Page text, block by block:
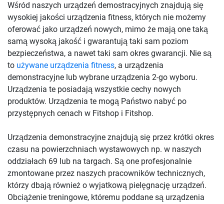
Wśród naszych urządzeń demostracyjnych znajdują się
wysokiej jakości urządzenia fitness, których nie możemy
oferować jako urządzeń nowych, mimo że mają one taką
samą wysoką jakość i gwarantują taki sam poziom
bezpieczeństwa, a nawet taki sam okres gwarancji. Nie są
to używane urządzenia fitness, a urządzenia
demonstracyjne lub wybrane urządzenia 2-go wyboru.
Urządzenia te posiadają wszystkie cechy nowych
produktów. Urządzenia te mogą Państwo nabyć po
przystępnych cenach w Fitshop i Fitshop.
Urządzenia demonstracyjne znajdują się przez krótki okres
czasu na powierzchniach wystawowych np. w naszych
oddziałach 69 lub na targach. Są one profesjonalnie
zmontowane przez naszych pracowników technicznych,
którzy dbają również o wyjatkową pielęgnację urządzeń.
Obciążenie treningowe, któremu poddane są urządzenia